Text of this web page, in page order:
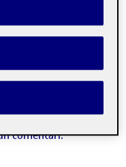
pm6, proposta final
FINAL
comentari.